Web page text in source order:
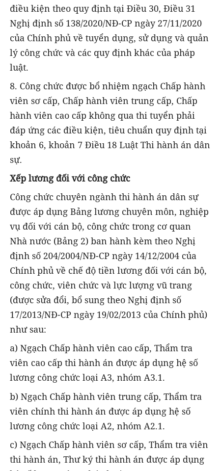
điều kiện theo quy định tại Điều 30, Điều 31
Nghị định số 138/2020/NĐ-CP ngày 27/11/2020
của Chính phủ về tuyển dụng, sử dụng và quản
lý công chức và các quy định khác của pháp
luật.
8. Công chức được bổ nhiệm ngạch Chấp hành
viên sơ cấp, Chấp hành viên trung cấp, Chấp
hành viên cao cấp không qua thi tuyển phải
đáp ứng các điều kiện, tiêu chuẩn quy định tại
khoản 6, khoản 7 Điều 18 Luật Thi hành án dân
sự.
Xếp lương đối với công chức
Công chức chuyên ngành thi hành án dân sự
được áp dụng Bảng lương chuyên môn, nghiệp
vụ đối với cán bộ, công chức trong cơ quan
Nhà nước (Bảng 2) ban hành kèm theo Nghị
định số 204/2004/NĐ-CP ngày 14/12/2004 của
Chính phủ về chế độ tiền lương đối với cán bộ,
công chức, viên chức và lực lượng vũ trang
(được sửa đổi, bổ sung theo Nghị định số
17/2013/NĐ-CP ngày 19/02/2013 của Chính phủ)
như sau:
a) Ngạch Chấp hành viên cao cấp, Thẩm tra
viên cao cấp thi hành án được áp dụng hệ số
lương công chức loại A3, nhóm A3.1.
b) Ngạch Chấp hành viên trung cấp, Thẩm tra
viên chính thi hành án được áp dụng hệ số
lương công chức loại A2, nhóm A2.1.
c) Ngạch Chấp hành viên sơ cấp, Thẩm tra viên
thi hành án, Thư ký thi hành án được áp dụng